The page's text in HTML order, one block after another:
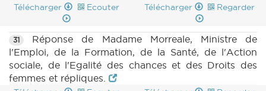
Télécharger Ecouter Télécharger Regarder
31
Réponse de Madame Morreale, Ministre de
l'Emploi, de la Formation, de la Santé, de l'Action
sociale, de l'Egalité des chances et des Droits des
femmes et répliques.